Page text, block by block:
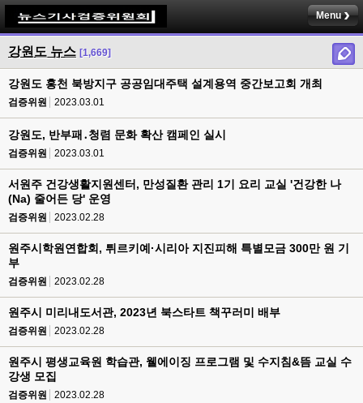
Menu
강원도 뉴스 [1,669]
강원도 홍천 북방지구 공공임대주택 설계용역 중간보고회 개최
검증위원 2023.03.01
강원도, 반부패․청렴 문화 확산 캠페인 실시
검증위원 2023.03.01
서원주 건강생활지원센터, 만성질환 관리 1기 요리 교실 '건강한 나
(Na) 줄어든 당' 운영
검증위원 2023.02.28
원주시학원연합회, 튀르키예·시리아 지진피해 특별모금 300만 원 기
부
검증위원 2023.02.28
원주시 미리내도서관, 2023년 북스타트 책꾸러미 배부
검증위원 2023.02.28
원주시 평생교육원 학습관, 웰에이징 프로그램 및 수지침&뜸 교실 수
강생 모집
검증위원 2023.02.28